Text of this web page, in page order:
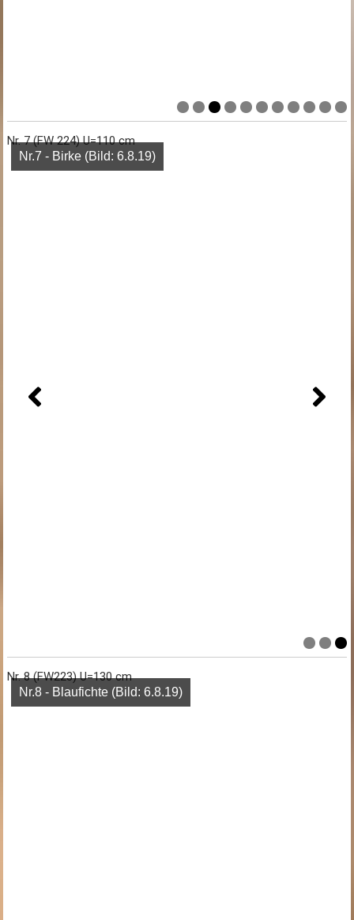
Nr. 7 (FW 224) U=110 cm
Nr.7 - Birke (Bild: 6.8.19)
Nr. 8 (FW223) U=130 cm
Nr.8 - Blaufichte (Bild: 6.8.19)